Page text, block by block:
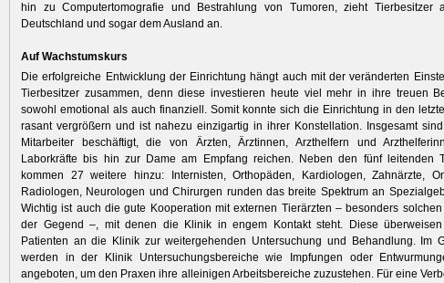
hin zu Computertomografie und Bestrahlung von Tumoren, zieht Tierbesitzer
Deutschland und sogar dem Ausland an.
Auf Wachstumskurs
Die erfolgreiche Entwicklung der Einrichtung hängt auch mit der veränderten
Tierbesitzer zusammen, denn diese investieren heute viel mehr in ihre treuen
sowohl emotional als auch finanziell. Somit konnte sich die Einrichtung in den
rasant vergrößern und ist nahezu einzigartig in ihrer Konstellation. Insgesamt
Mitarbeiter beschäftigt, die von Ärzten, Ärztinnen, Arzthelfern und
Laborkräfte bis hin zur Dame am Empfang reichen. Neben den fünf leitenden
kommen 27 weitere hinzu: Internisten, Orthopäden, Kardiologen, Zahnärzte,
Radiologen, Neurologen und Chirurgen runden das breite Spektrum an
Wichtig ist auch die gute Kooperation mit externen Tierärzten – besonders
der Gegend –, mit denen die Klinik in engem Kontakt steht. Diese
Patienten an die Klinik zur weitergehenden Untersuchung und Behandlung. Im
werden in der Klinik Untersuchungsbereiche wie Impfungen oder
angeboten, um den Praxen ihre alleinigen Arbeitsbereiche zuzustehen. Für eine